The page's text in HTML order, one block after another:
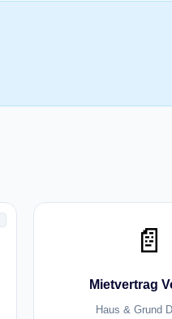
📄
Mietvertrag
Haus & Grund